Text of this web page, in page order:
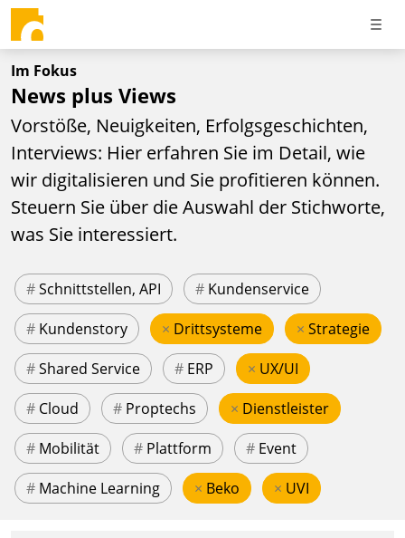
Im Fokus
News plus Views
Vorstöße, Neuigkeiten, Erfolgsgeschichten,
Interviews: Hier erfahren Sie im Detail, wie
wir digitalisieren und Sie profitieren können.
Steuern Sie über die Auswahl der Stichworte,
was Sie interessiert.
#Schnittstellen, API # Kundenservice
# Kundenstory × Drittsysteme × Strategie
#Shared Service # ERP × UX/UI
# Cloud # Proptechs × Dienstleister
# Mobilität # Plattform # Event
# Machine Learning × Beko × UVI